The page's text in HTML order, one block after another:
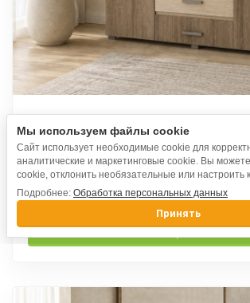
Комод №3 Венеция 1,4м дуб сонома
сонома темный
12 540₽
Выбрать
Мы используем файлы cookie
Сайт использует необходимые cookie для
аналитические и маркетинговые cookie. Вы
cookie, отклонить необязательные или настроить
Подробнее: Обработка персональных данных
Принять